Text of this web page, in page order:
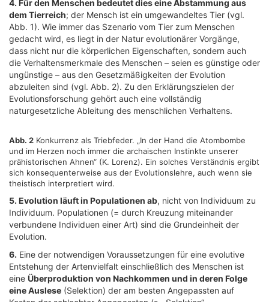
4. Für den Menschen bedeutet dies eine Abstammung aus
dem Tierreich; der Mensch ist ein umgewandeltes Tier (vgl.
Abb. 1). Wie immer das Szenario vom Tier zum Menschen
gedacht wird, es liegt in der Natur evolutionärer Vorgänge,
dass nicht nur die körperlichen Eigenschaften, sondern auch
die Verhaltensmerkmale des Menschen – seien es günstige oder
ungünstige – aus den Gesetzmäßigkeiten der Evolution
abzuleiten sind (vgl. Abb. 2). Zu den Erklärungszielen der
Evolutionsforschung gehört auch eine vollständig
naturgesetzliche Ableitung des menschlichen Verhaltens.
Abb. 2 Konkurrenz als Triebfeder. „In der Hand die Atombombe
und im Herzen noch immer die archaischen Instinkte unserer
prähistorischen Ahnen“ (K. Lorenz). Ein solches Verständnis ergibt
sich konsequenterweise aus der Evolutionslehre, auch wenn sie
theistisch interpretiert wird.
5. Evolution läuft in Populationen ab, nicht von Individuum zu
Individuum. Populationen (= durch Kreuzung miteinander
verbundene Individuen einer Art) sind die Grundeinheit der
Evolution.
6. Eine der notwendigen Voraussetzungen für eine evolutive
Entstehung der Artenvielfalt einschließlich des Menschen ist
eine Überproduktion von Nachkommen und in deren Folge
eine Auslese (Selektion) der am besten Angepassten auf